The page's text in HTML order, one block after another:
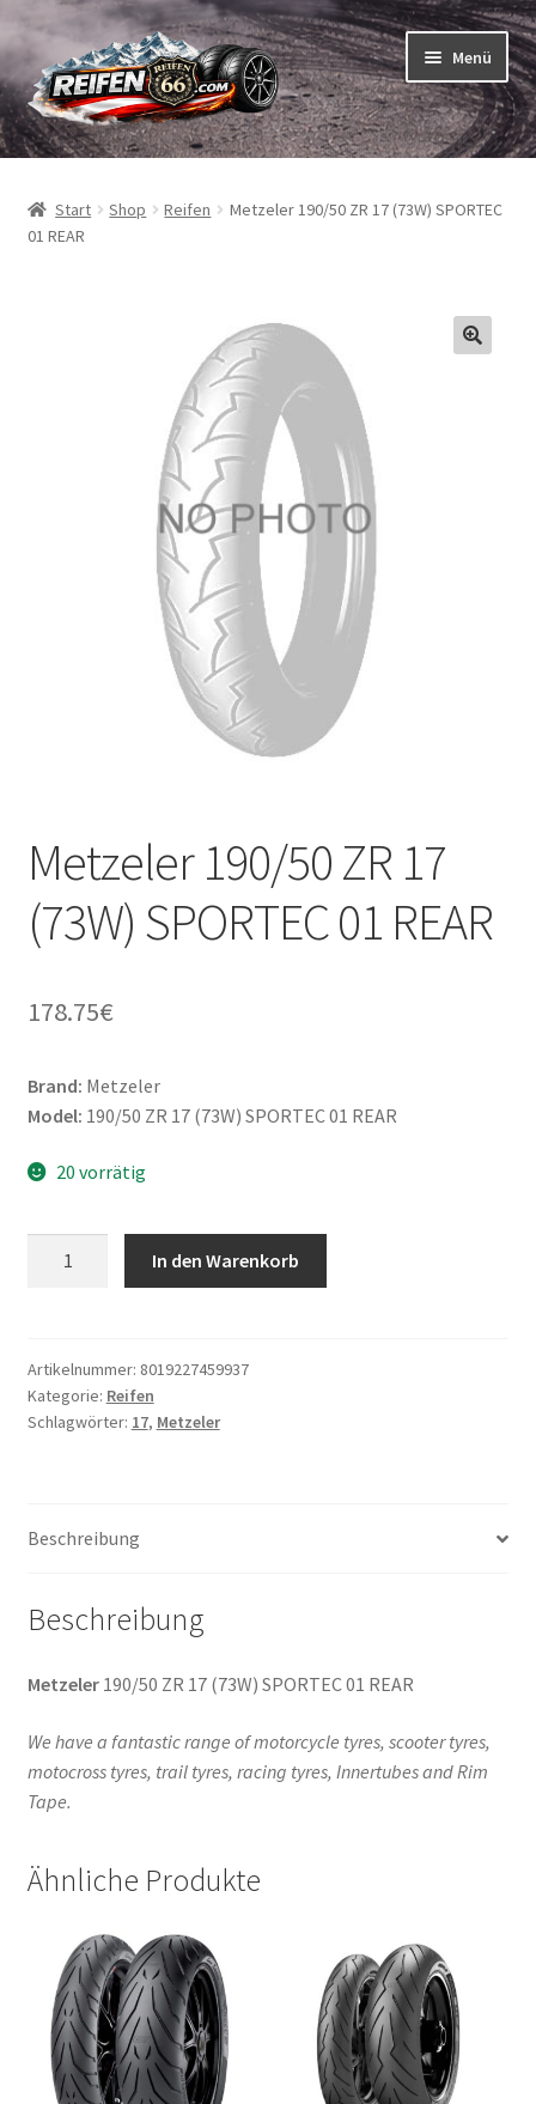
Zur
Navigation
springen
Zum
Inhalt
springen
Menü
Reifen
Schläuche
Start Shop Reifen
Metzeler 190/50 ZR 17 (73W) SPORTEC
01 REAR
Metzeler 190/50 ZR 17
(73W) SPORTEC 01 REAR
178.75€
Brand: Metzeler
Model: 190/50 ZR 17 (73W) SPORTEC 01 REAR
20 vorrätig
(73W)
SPORTEC
01
In den Warenkorb
Artikelnummer: 8019227459937
Kategorie: Reifen
Schlagwörter: 17, Metzeler
Beschreibung
Beschreibung
Metzeler190/50 ZR 17 (73W) SPORTEC 01 REAR
We have a fantastic range of motorcycle tyres, scooter tyres,
motocross tyres, trail tyres, racing tyres, Innertubes and Rim
Tape.
Ähnliche Produkte